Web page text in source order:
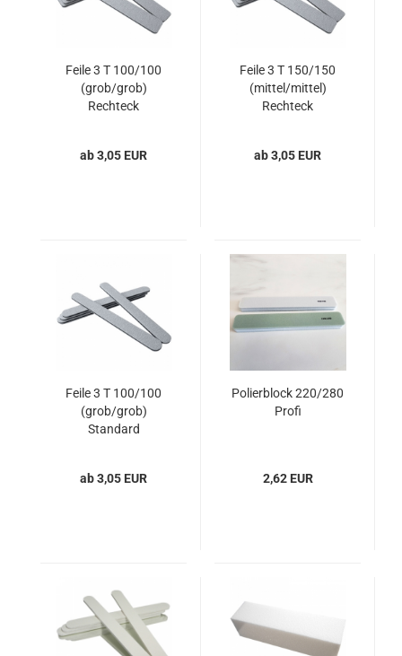
Feile 3 T 100/100
(grob/grob)
Rechteck
ab 3,05 EUR
Feile 3 T 150/150
(mittel/mittel)
Rechteck
ab 3,05 EUR
Feile 3 T 100/100
(grob/grob)
Standard
ab 3,05 EUR
Polierblock 220/280
Profi
2,62 EUR